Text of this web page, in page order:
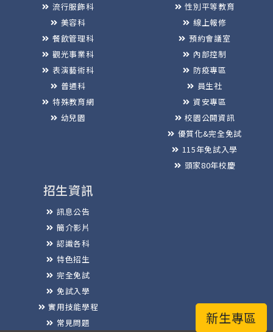
新生專區
流行服飾科
美容科
餐飲管理科
觀光事業科
表演藝術科
普通科
特殊教育網
幼兒園
性別平等教育
線上報修
預約會議室
內部控制
防疫專區
員生社
資安專區
校園公開資訊
優質化&完全免試
115年免試入學
頭家80年校慶
招生資訊
訊息公告
簡介影片
認識各科
特色招生
完全免試
免試入學
實用技能學程
常見問題